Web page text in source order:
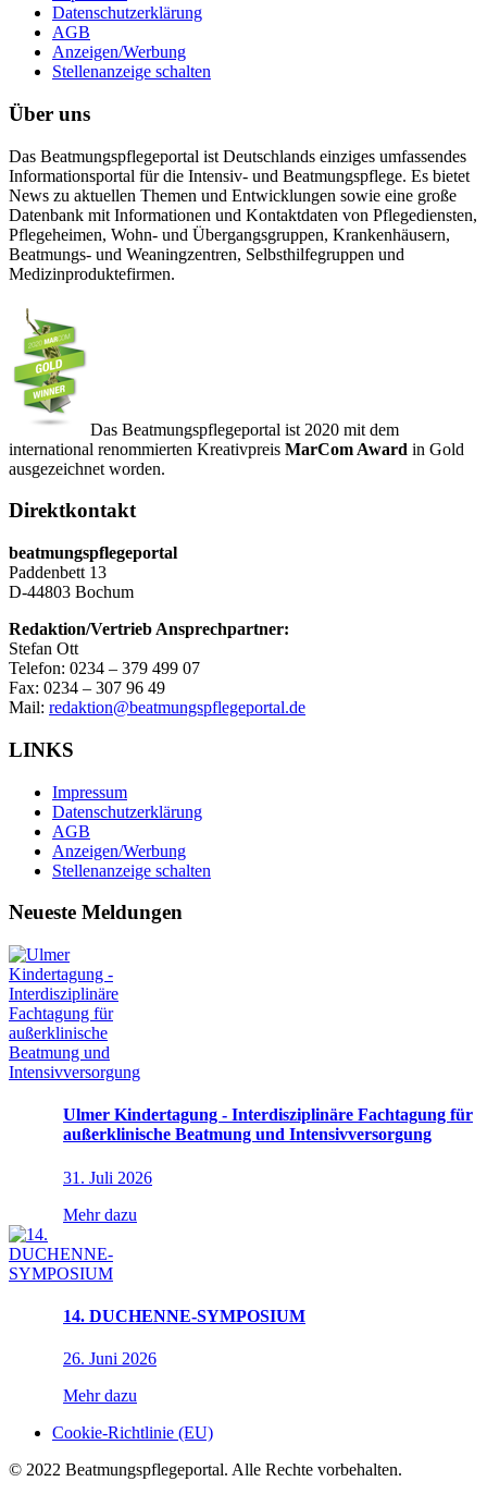
Datenschutzerklärung
AGB
Anzeigen/Werbung
Stellenanzeige schalten
Über uns
Das Beatmungspflegeportal ist Deutschlands einziges umfassendes
Informationsportal für die Intensiv- und Beatmungspflege. Es bietet
News zu aktuellen Themen und Entwicklungen sowie eine große
Datenbank mit Informationen und Kontaktdaten von Pflegediensten,
Pflegeheimen, Wohn- und Übergangsgruppen, Krankenhäusern,
Beatmungs- und Weaningzentren, Selbsthilfegruppen und
Medizinproduktefirmen.
Das Beatmungspflegeportal ist 2020 mit dem
international renommierten Kreativpreis MarCom Award in Gold
ausgezeichnet worden.
Direktkontakt
beatmungspflegeportal
Paddenbett 13
D-44803 Bochum
Redaktion/Vertrieb Ansprechpartner:
Stefan Ott
Telefon: 0234 – 379 499 07
Fax: 0234 – 307 96 49
Mail: redaktion@beatmungspflegeportal.de
LINKS
Impressum
Datenschutzerklärung
AGB
Anzeigen/Werbung
Stellenanzeige schalten
Neueste Meldungen
Ulmer Kindertagung - Interdisziplinäre Fachtagung für
außerklinische Beatmung und Intensivversorgung
31. Juli 2026
Mehr dazu
14. DUCHENNE-SYMPOSIUM
26. Juni 2026
Mehr dazu
Cookie-Richtlinie (EU)
© 2022 Beatmungspflegeportal. Alle Rechte vorbehalten.